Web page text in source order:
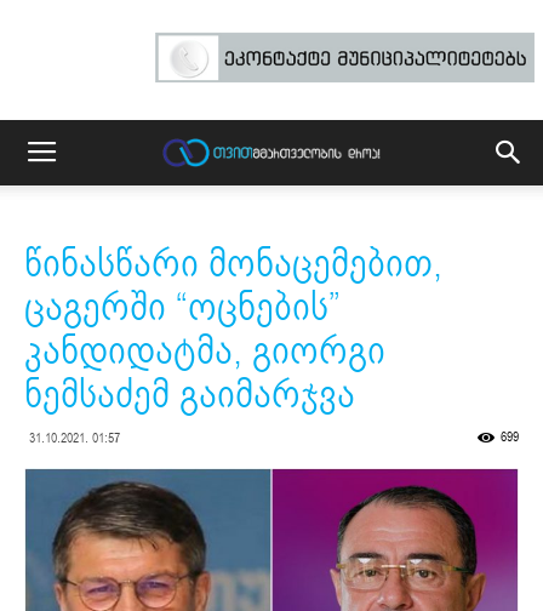
წინასწარი მონაცემებით,
ცაგერში “ოცნების”
კანდიდატმა, გიორგი
ნემსაძემ გაიმარჯვა
31.10.2021. 01:57 699